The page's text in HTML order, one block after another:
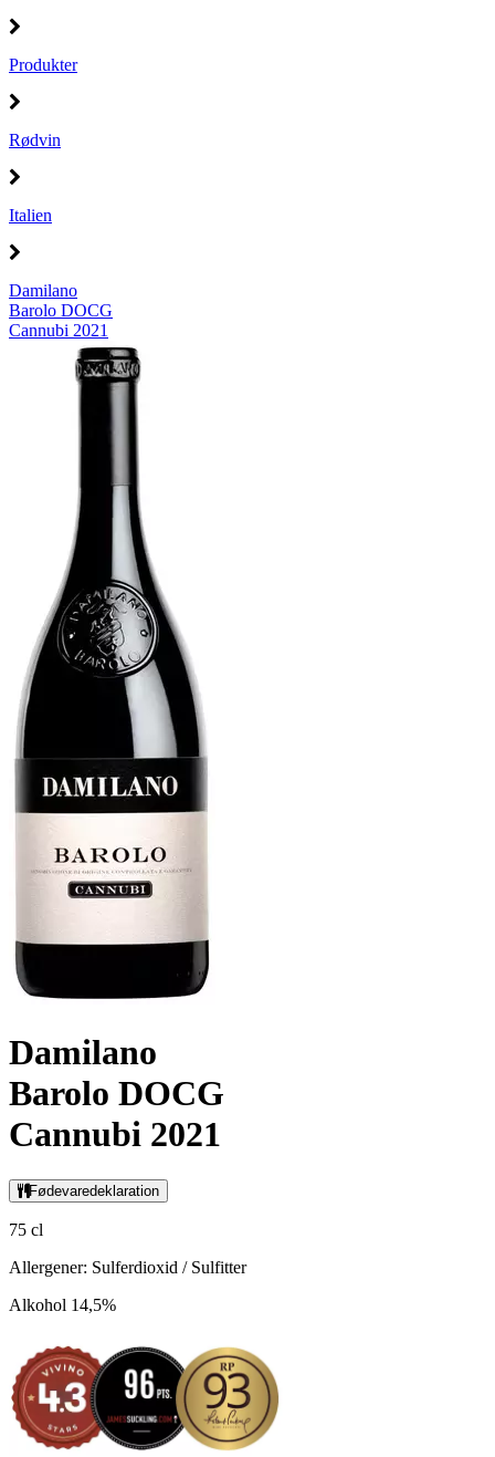
Produkter
Rødvin
Italien
Damilano
Barolo DOCG
Cannubi 2021
Damilano
Barolo DOCG
Cannubi 2021
Fødevaredeklaration
75 cl
Allergener: Sulferdioxid / Sulfitter
Alkohol 14,5%